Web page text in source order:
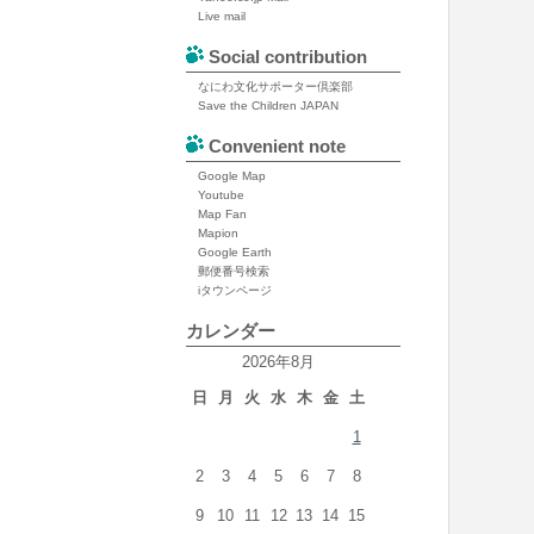
Live mail
Social contribution
なにわ文化サポーター倶楽部
Save the Children JAPAN
Convenient note
Google Map
Youtube
Map Fan
Mapion
Google Earth
郵便番号検索
iタウンページ
カレンダー
2026年8月
日
月 火 水 木 金 土
1
2 3 4 5 6 7 8
9 10 11 12 13 14 15